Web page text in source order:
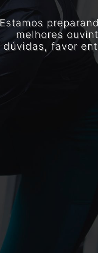
Estamos
melhores
dúvidas, favor